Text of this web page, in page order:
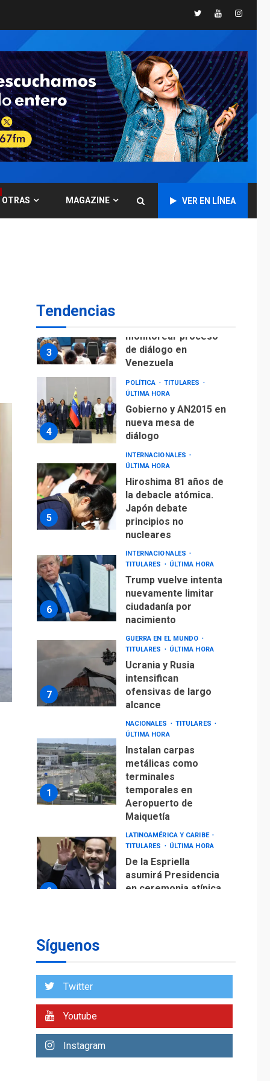
TwitterYoutube
OTRAS MAGAZINE VER EN LÍNEA
Tendencias
7
GUERRA EN EL MUNDO
Ucrania y Rusia
intensifican
ofensivas de largo
alcance
NACIONALES
TITULARES
ÚLTIMA HORA
Instalan carpas
metálicas como
terminales
Aeropuerto de
3
monitorear proceso
de diálogo en
Venezuela
4
POLÍTICA
TITULARES
ÚLTIMA HORA
Gobierno y AN2015 en
nueva mesa de
diálogo
5
INTERNACIONALES
ÚLTIMA HORA
Hiroshima 81 años de
la debacle atómica.
Japón debate
principios no
nucleares
6
INTERNACIONALES
TITULARES
ÚLTIMA HORA
Trump vuelve intenta
nuevamente limitar
ciudadanía por
nacimiento
7
GUERRA EN EL MUNDO
TITULARES
ÚLTIMA HORA
Ucrania y Rusia
intensifican
ofensivas de largo
alcance
1
NACIONALES
TITULARES
ÚLTIMA HORA
Instalan carpas
metálicas como
terminales
temporales en
Aeropuerto de
Maiquetía
2
LATINOAMÉRICA Y CARIBE
TITULARES
ÚLTIMA HORA
De la Espriella
asumirá Presidencia
en ceremonia atípica
3
de diálogo en
4
POLÍTICA
TITULARES
Gobierno y AN2015 en
diálogo
Síguenos
Twitter
Youtube
Instagram